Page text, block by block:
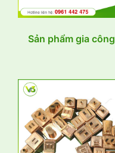
Sản phẩm gia công